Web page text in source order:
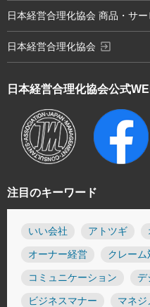
注目のキーワード
いい会社 アトツギ
オーナー経営 クレーム
コミュニケーション デ
ビジネスマナー マネジ
日本経営合理化協会公式
日本経営合理化協会 商品・サ
日本経営合理化協会 exit_to_app